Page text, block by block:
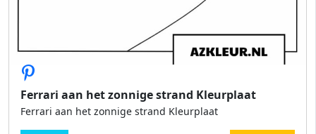
Ferrari aan het zonnige strand Kleurplaat
Ferrari aan het zonnige strand Kleurplaat